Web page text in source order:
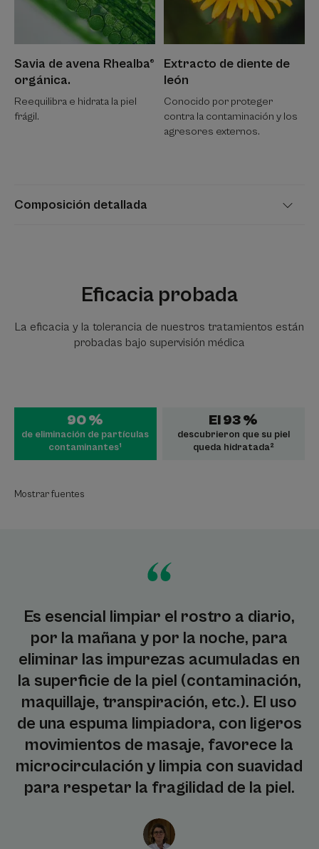
Composición detallada
Savia de avena Rhealba®
orgánica.
Reequilibra e hidrata la piel
frágil.
Extracto de diente de
león
Conocido por proteger
contra la contaminación y los
agresores externos.
Eficacia probada
La eficacia y la tolerancia de nuestros tratamientos están
probadas bajo supervisión médica
90 %
de eliminación de partículas
contaminantes¹
El 93 %
descubrieron que su piel
queda hidratada²
Mostrar fuentes
Es esencial limpiar el rostro a diario,
por la mañana y por la noche, para
eliminar las impurezas acumuladas en
la superficie de la piel (contaminación,
maquillaje, transpiración, etc.). El uso
de una espuma limpiadora, con ligeros
movimientos de masaje, favorece la
microcirculación y limpia con suavidad
para respetar la fragilidad de la piel.